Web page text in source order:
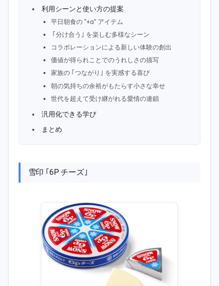
利用シーンと使い方の提案
平日朝食の "+α" アイテム
｢分け合う｣ を楽しむ多様なシーン
コラボレーションによる新しい体験の創出
価値が得られことでのうれしさの描写
家族の ｢つながり｣ を実感する喜び
朝の気持ちの余裕がもたらす小さな幸せ
世代を超えて受け継がれる愛情の連鎖
汎用化できる学び
まとめ
雪印 ｢6P チーズ｣